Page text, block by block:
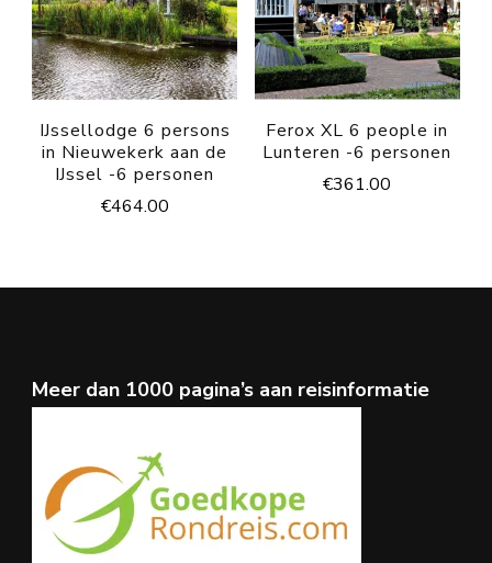
IJssellodge 6 persons
in Nieuwekerk aan de
IJssel -6 personen
€464.00
Ferox XL 6 people in
Lunteren -6 personen
€361.00
Meer dan 1000 pagina’s aan reisinformatie